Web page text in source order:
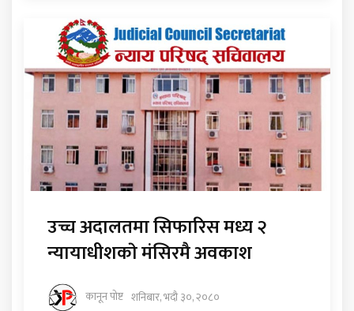
उच्च अदालतमा सिफारिस मध्य २
न्यायाधीशकाे मंसिरमै अवकाश
कानून पोष्ट शनिबार, भदौ ३०, २०८०